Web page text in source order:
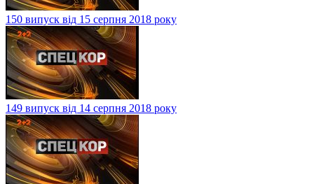
150 випуск від 15 серпня 2018 року
149 випуск від 14 серпня 2018 року